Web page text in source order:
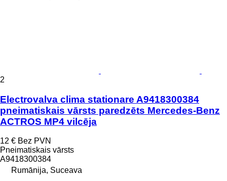
2
Electrovalva clima stationare A9418300384
pneimatiskais vārsts paredzēts Mercedes-Benz
ACTROS MP4 vilcēja
12 € Bez PVN
Pneimatiskais vārsts
A9418300384
Rumānija, Suceava